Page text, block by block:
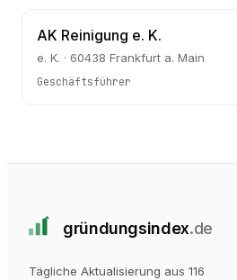
AK Reinigung e. K.
e. K. · 60438 Frankfurt a. Main
Geschäftsführer
gründungsindex.de
Tägliche Aktualisierung aus 116